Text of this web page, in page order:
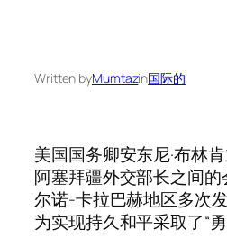
Written byMumtazin国际的
美国国务卿安东尼·布林
阿塞拜疆外交部长之间
尔诺-卡拉巴赫地区多次
为实现持久和平采取了“勇